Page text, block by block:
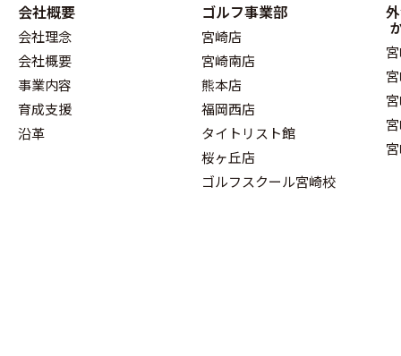
会社概要
会社理念
会社概要
事業内容
育成支援
沿革
ゴルフ事業部
宮崎店
宮崎南店
熊本店
福岡西店
タイトリスト館
桜ヶ丘店
ゴルフスクール宮崎校